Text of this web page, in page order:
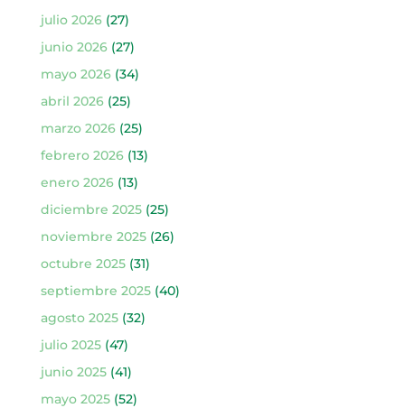
julio 2026(27)
junio 2026(27)
mayo 2026(34)
abril 2026(25)
marzo 2026(25)
febrero 2026(13)
enero 2026(13)
diciembre 2025(25)
noviembre 2025(26)
octubre 2025(31)
septiembre 2025(40)
agosto 2025(32)
julio 2025(47)
junio 2025(41)
mayo 2025(52)